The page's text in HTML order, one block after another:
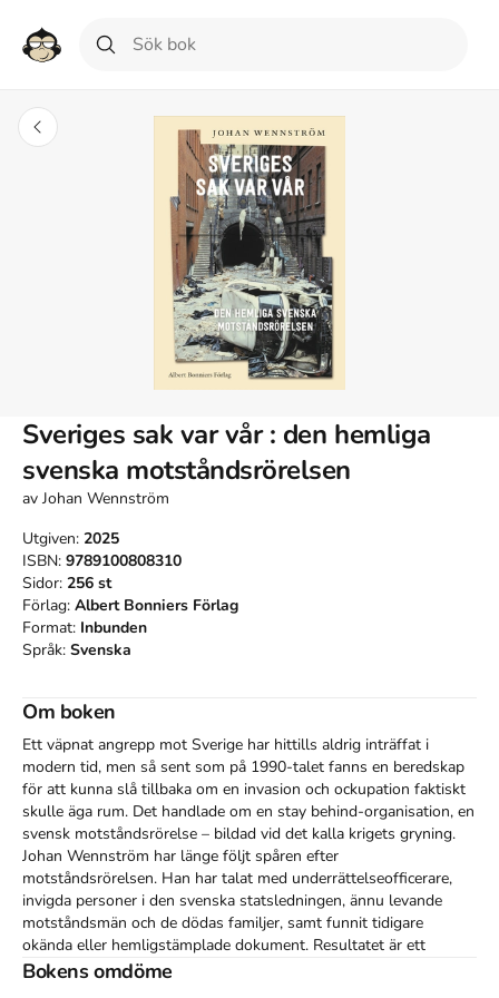
Sveriges sak var vår : den hemliga
svenska motståndsrörelsen
av Johan Wennström
Utgiven: 2025
ISBN: 9789100808310
Sidor: 256 st
Förlag: Albert Bonniers Förlag
Format: Inbunden
Språk: Svenska
Om boken
Ett väpnat angrepp mot Sverige har hittills aldrig inträffat i
modern tid, men så sent som på 1990-talet fanns en beredskap
för att kunna slå tillbaka om en invasion och ockupation faktiskt
skulle äga rum. Det handlade om en stay behind-organisation, en
svensk motståndsrörelse – bildad vid det kalla krigets gryning.
Johan Wennström har länge följt spåren efter
motståndsrörelsen. Han har talat med underrättelseofficerare,
invigda personer i den svenska statsledningen, ännu levande
motståndsmän och de dödas familjer, samt funnit tidigare
okända eller hemligstämplade dokument. Resultatet är ett
historiskt verk som för första gången skildrar den svenska
Bokens omdöme